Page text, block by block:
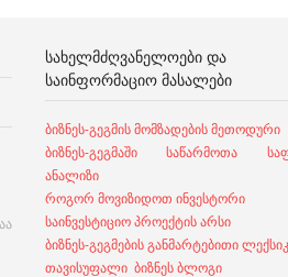
ᲡᲐᲮᲔᲚᲛᲫᲦᲕᲐᲜᲔᲚᲝᲔᲑᲘ ᲓᲐ
ᲡᲐᲘᲜᲤᲝᲠᲛᲐᲪᲘᲝ ᲛᲐᲡᲐᲚᲔᲑᲘ
ბიზნეს-გეგმის მომზადების მეთოდური
ბიზნეს-გეგმაში საწარმოთა
ანალიზი
როგორ მოვიზიდოთ ინვესტორი
საინვესტიციო პროექტის არსი
ბიზნეს-გეგმების განმარტებითი
თავისუფალი ბიზნეს ბლოგი